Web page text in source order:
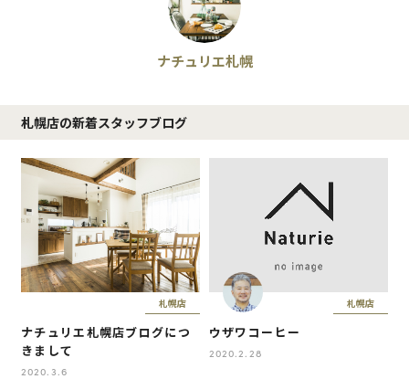
ナチュリエ札幌
札幌店の新着スタッフブログ
札幌店
ナチュリエ札幌店ブログにつ
きまして
2020.3.6
札幌店
ウザワコーヒー
2020.2.28